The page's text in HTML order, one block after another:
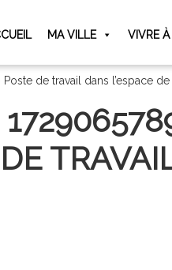
MA VILLE VIVRE
de travail dans l’espace
DE